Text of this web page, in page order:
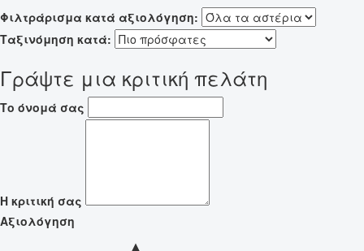
Φιλτράρισμα κατά αξιολόγηση:
Ταξινόμηση κατά:
Γράψτε μια κριτική πελάτη
Το όνομά σας
Η κριτική σας
Αξιολόγηση